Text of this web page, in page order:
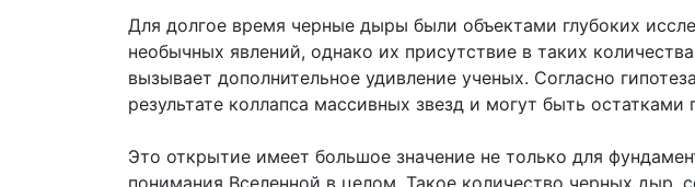
Для долгое время черные дыры были объектами глубоких
необычных явлений, однако их присутствие в таких
вызывает дополнительное удивление ученых. Согласно
результате коллапса массивных звезд и могут быть
Это открытие имеет большое значение не только для
понимания Вселенной в целом. Такое количество черных дыр,